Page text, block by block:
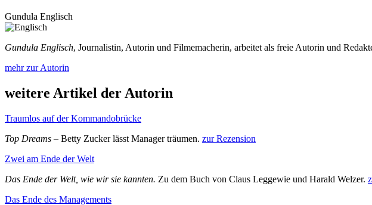
Gundula Englisch
Gundula Englisch, Journalistin, Autorin und Filmemacherin, arbeitet als freie Autorin und
mehr zur Autorin
weitere Artikel der Autorin
Traumlos auf der Kommandobrücke
Top Dreams – Betty Zucker lässt Manager träumen. zur Rezension
Zwei am Ende der Welt
Das Ende der Welt, wie wir sie kannten. Zu dem Buch von Claus Leggewie und Harald Welzer.
Das Ende des Managements